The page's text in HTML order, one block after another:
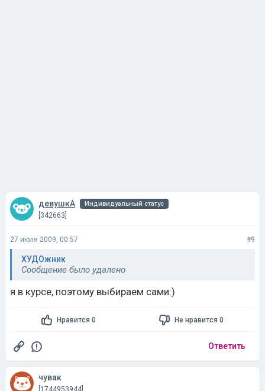
девушкА Индивидуальный статус
[342663]
27 июля 2009, 00:57 #9
ХУДОжник
Сообщение было удалено
я в курсе, поэтому выбираем сами:)
Нравится 0 Не нравится 0
Ответить
чувак
[1744953944]